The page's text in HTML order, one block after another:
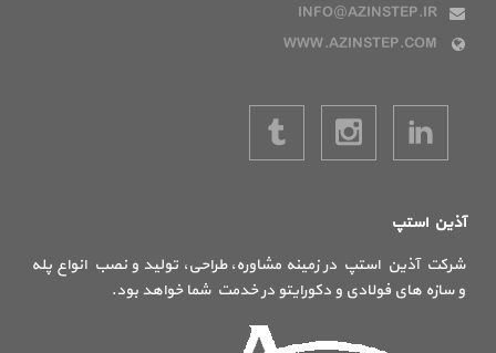
INFO@AZINSTEP.IR
WWW.AZINSTEP.COM
آذین استپ
شرکت آذین استپ در زمینه مشاوره، طراحی، تولید و نصب انواع پله
و سازه های فولادی و دکورایتو در خدمت شما خواهد بود.